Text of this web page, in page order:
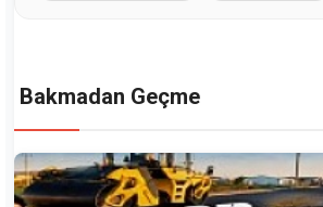
Bakmadan Geçme